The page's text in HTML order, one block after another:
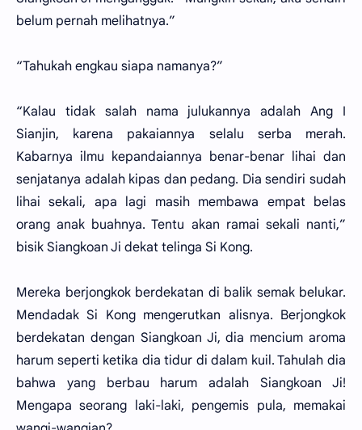
belum pernah melihatnya.”
“Tahukah engkau siapa namanya?”
“Kalau tidak salah nama julukannya adalah Ang I
Sianjin, karena pakaiannya selalu serba merah.
Kabarnya ilmu kepandaiannya benar-benar lihai dan
senjatanya adalah kipas dan pedang. Dia sendiri sudah
lihai sekali, apa lagi masih membawa empat belas
orang anak buahnya. Tentu akan ramai sekali nanti,”
bisik Siangkoan Ji dekat telinga Si Kong.
Mereka berjongkok berdekatan di balik semak belukar.
Mendadak Si Kong mengerutkan alisnya. Berjongkok
berdekatan dengan Siangkoan Ji, dia mencium aroma
harum seperti ketika dia tidur di dalam kuil. Tahulah dia
bahwa yang berbau harum adalah Siangkoan Ji!
Mengapa seorang laki-laki, pengemis pula, memakai